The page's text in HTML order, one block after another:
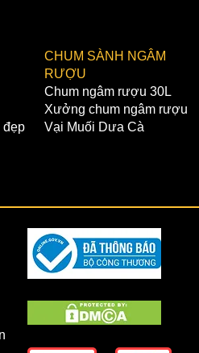
THANH TOÁN ONLINE
✔️1 NGÂN HÀNG VIETCOMBANK:
Chủ tài khoản:Nguyễn Ngọc Phóng
STK: 0021000355051
đẹp
CHUM SÀNH NGÂM
RƯỢU
Chum ngâm rượu 30L
Xưởng chum ngâm rượu
Vại Muối Dưa Cà